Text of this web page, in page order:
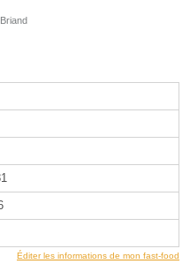
Éditer les informations de mon fast-food